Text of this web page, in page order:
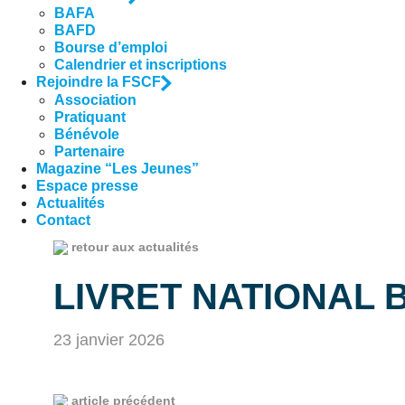
BAFA
BAFD
Bourse d’emploi
Calendrier et inscriptions
Rejoindre la FSCF
Association
Pratiquant
Bénévole
Partenaire
Magazine “Les Jeunes”
Espace presse
Actualités
Contact
retour aux actualités
LIVRET NATIONAL
23 janvier 2026
article précédent